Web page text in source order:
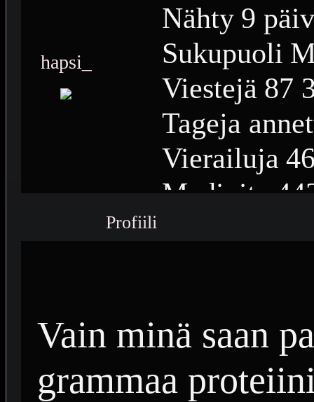
hapsi_
Nähty 9
Sukupuoli
Viestejä 87
Tageja
Vierailuja
Medioita
Profiili
Vain minä saan
grammaa